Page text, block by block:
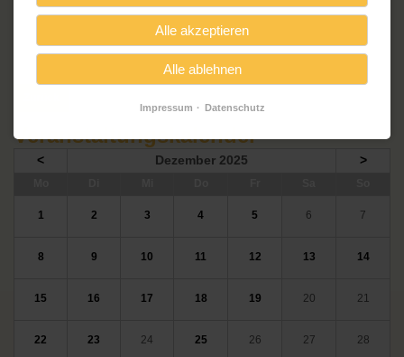
14478 Potsdam
015227870999
martina.wilczynski@t-online.de
Veranstaltungskalender
< Dezember 2025 >
1 2 3 4 5 6 7
8 9 10 11 12 13 14
15 16 17 18 19 20 21
22 23 24 25 26 27 28
Alle akzeptieren
Alle ablehnen
Impressum Datenschutz